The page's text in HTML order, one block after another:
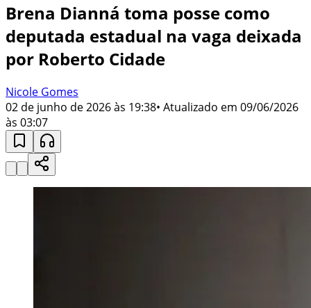
Brena Dianná toma posse como
deputada estadual na vaga deixada
por Roberto Cidade
Nicole Gomes
02 de junho de 2026 às 19:38• Atualizado em 09/06/2026
às 03:07